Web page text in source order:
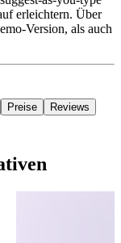
erleichtern. Über
Version, als auch
Preise Reviews